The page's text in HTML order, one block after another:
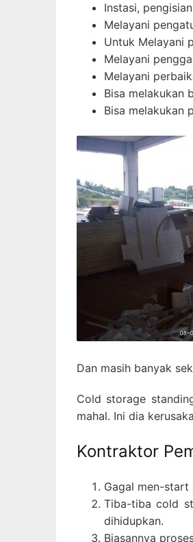
Instasi,
Melayani
Untuk Melayani
Melayani
Melayani
Bisa melakukan
Bisa melakukan
Dan masih banyak
Cold storage
mahal. Ini dia
Kontraktor
Gagal men-start
Tiba-tiba cold
dihidupkan.
Biasannya